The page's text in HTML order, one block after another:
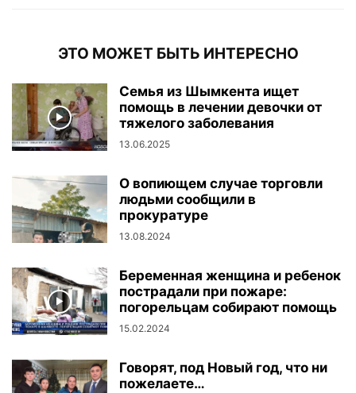
ЭТО МОЖЕТ БЫТЬ ИНТЕРЕСНО
Семья из Шымкента ищет
помощь в лечении девочки от
тяжелого заболевания
13.06.2025
О вопиющем случае торговли
людьми сообщили в
прокуратуре
13.08.2024
Беременная женщина и ребенок
пострадали при пожаре:
погорельцам собирают помощь
15.02.2024
Говорят, под Новый год, что ни
пожелаете…